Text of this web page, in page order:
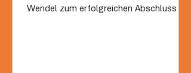
Wendel zum erfolgreichen Abschluss der